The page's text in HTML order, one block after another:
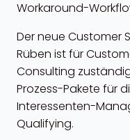
Workaround-
Der neue Customer
Rüben ist für
Consulting
Prozess-Pakete für
Interessenten-
Qualifying.